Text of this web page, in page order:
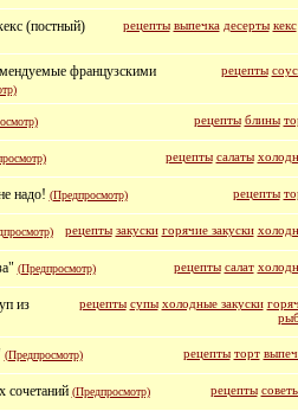
рецепты выпечка десерты кекс
(постный)
рецепты
французскими
рецепты блины
рецепты салаты
рецепты
надо! (Предпросмотр)
рецепты закуски горячие закуски
рецепты салат
(Предпросмотр)
рецепты супы холодные закуски
из
рецепты торт
(Предпросмотр)
рецепты
сочетаний (Предпросмотр)